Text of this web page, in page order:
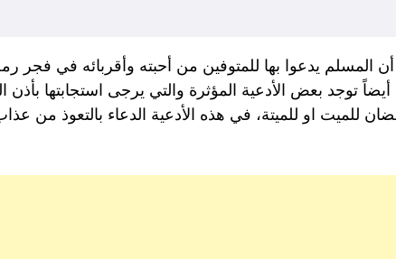
أن المسلم يدعوا بها للمتوفين من أحبته وأقربائه في
توجد بعض الأدعية المؤثرة والتي يرجى استجابتها
او للميتة، في هذه الأدعية الدعاء بالتعوذ من